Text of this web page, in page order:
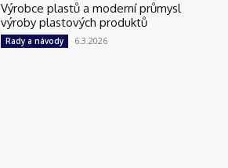
Výrobce plastů a moderní průmysl
výroby plastových produktů
Rady a návody 6.3.2026